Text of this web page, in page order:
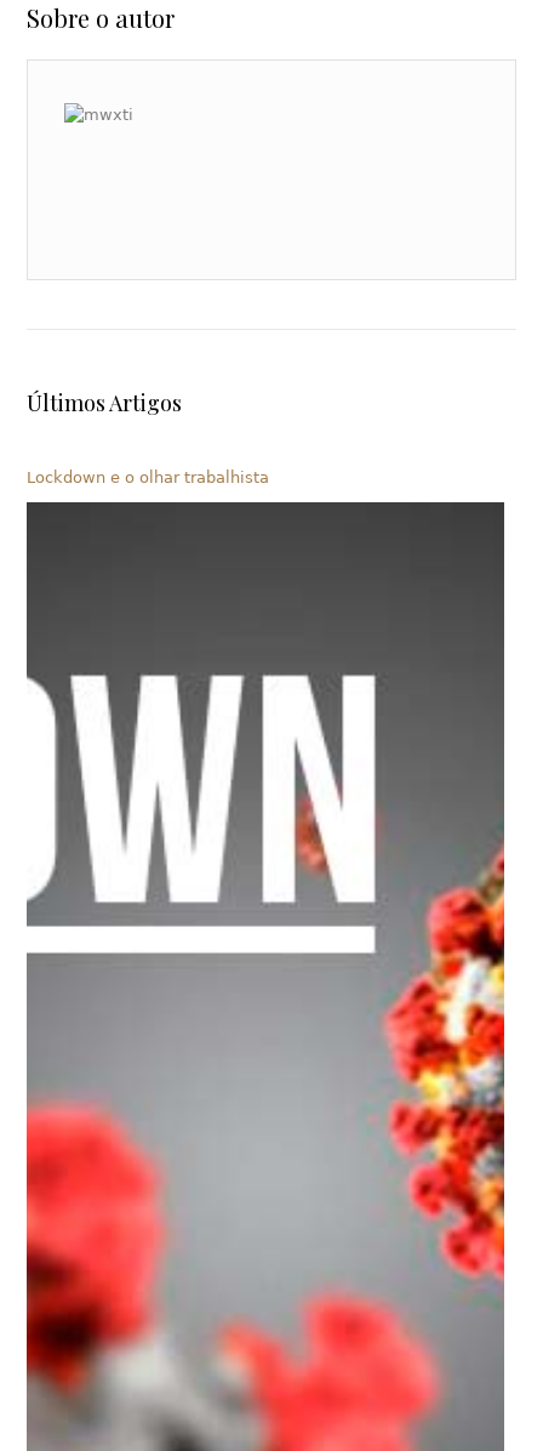
Sobre o autor
Últimos Artigos
Lockdown e o olhar trabalhista